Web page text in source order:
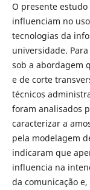
O presente
influenciam no
tecnologias da
universidade.
sob a abordagem
e de corte
técnicos
foram analisados
caracterizar a
pela modelagem
indicaram que
influencia na
da comunicação